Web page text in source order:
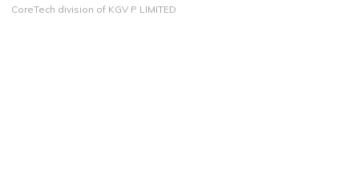
CoreTech division of KGV P LIMITED